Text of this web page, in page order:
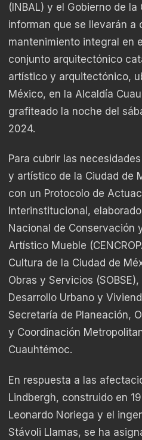
(INBAL) y el Gobierno de
informan que se llevarán a
mantenimiento integral en
conjunto arquitectónico
artístico y arquitectónico,
México, en la Alcaldía
grafiteado la noche del
2024.
Para cubrir las
y artístico de la Ciudad de
con un Protocolo de
Interinstitucional,
Nacional de Conservación
Artístico Mueble
Cultura de la Ciudad de
Obras y Servicios
Desarrollo Urbano y
Secretaría de Planeación,
y Coordinación
Cuauhtémoc.
En respuesta a las
Lindbergh, construido en
Leonardo Noriega y el
Stávoli Llamas, se ha